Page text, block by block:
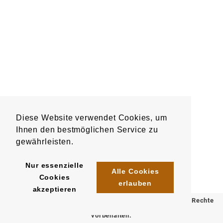
Diese Website verwendet Cookies, um
Ihnen den bestmöglichen Service zu
gewährleisten.
Nur essenzielle
Cookies
akzeptieren
Alle Cookies
erlauben
© 2025 Klömpkes Heinrich Inh. Marion Winkels e.K. Alle Rechte
vorbehalten.